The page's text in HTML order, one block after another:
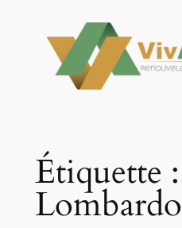
contenu
Étiquette :
Lombardo